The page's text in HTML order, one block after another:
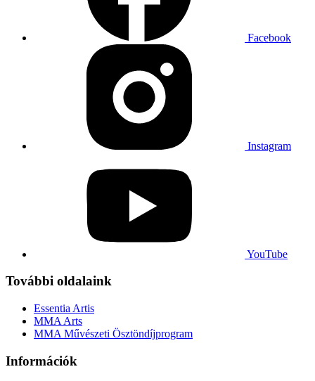
Facebook
Instagram
YouTube
További oldalaink
Essentia Artis
MMA Arts
MMA Művészeti Ösztöndíjprogram
Információk